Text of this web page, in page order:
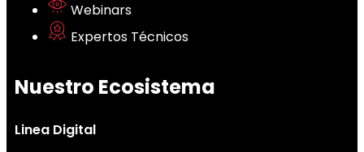
Webinars
Expertos Técnicos
Nuestro Ecosistema
Linea Digital